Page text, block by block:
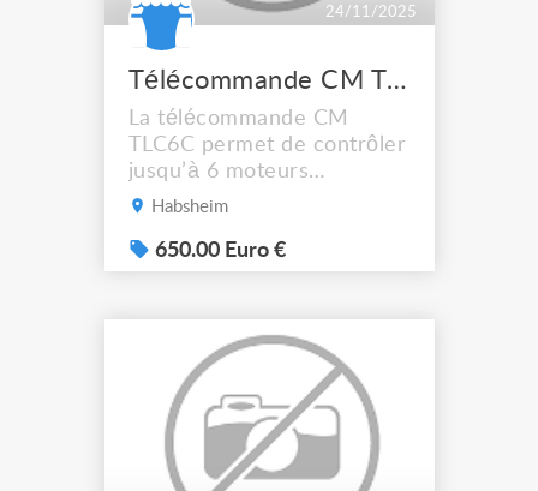
24/11/2025
Télécommande CM TLC6C 6 moteurs 650 unité 1 dispo
La télécommande CM
TLC6C permet de contrôler
jusqu’à 6 moteurs
simultanément, offrant une
sécurisée des équipements
scéniques motorisés. Idéale
installations temporaires ou
structures suspendues.
Utilisée et entretenue par
des professionnels.
Habsheim
650.00 Euro €